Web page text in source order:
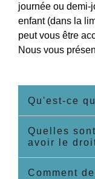
journée ou demi-
enfant (dans la
peut vous être
Nous vous
Qu'est-ce
Quelles
avoir le
Comment